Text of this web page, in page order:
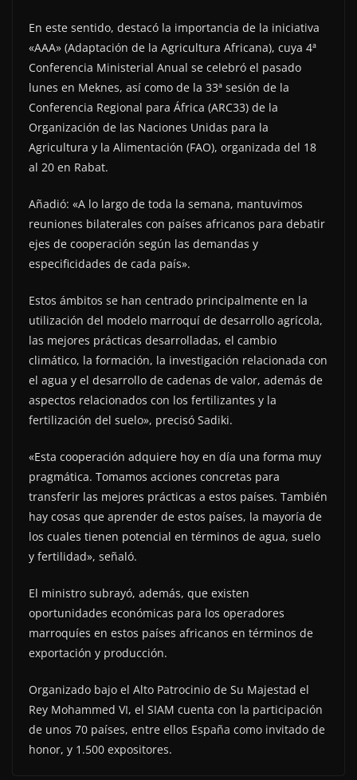
En este sentido, destacó la importancia de la iniciativa
«AAA» (Adaptación de la Agricultura Africana), cuya 4ª
Conferencia Ministerial Anual se celebró el pasado
lunes en Meknes, así como de la 33ª sesión de la
Conferencia Regional para África (ARC33) de la
Organización de las Naciones Unidas para la
Agricultura y la Alimentación (FAO), organizada del 18
al 20 en Rabat.
Añadió: «A lo largo de toda la semana, mantuvimos
reuniones bilaterales con países africanos para debatir
ejes de cooperación según las demandas y
especificidades de cada país».
Estos ámbitos se han centrado principalmente en la
utilización del modelo marroquí de desarrollo agrícola,
las mejores prácticas desarrolladas, el cambio
climático, la formación, la investigación relacionada con
el agua y el desarrollo de cadenas de valor, además de
aspectos relacionados con los fertilizantes y la
fertilización del suelo», precisó Sadiki.
«Esta cooperación adquiere hoy en día una forma muy
pragmática. Tomamos acciones concretas para
transferir las mejores prácticas a estos países. También
hay cosas que aprender de estos países, la mayoría de
los cuales tienen potencial en términos de agua, suelo
y fertilidad», señaló.
El ministro subrayó, además, que existen
oportunidades económicas para los operadores
marroquíes en estos países africanos en términos de
exportación y producción.
Organizado bajo el Alto Patrocinio de Su Majestad el
Rey Mohammed VI, el SIAM cuenta con la participación
de unos 70 países, entre ellos España como invitado de
honor, y 1.500 expositores.